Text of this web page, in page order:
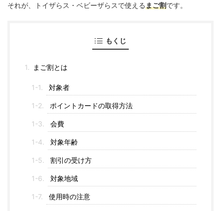
それが、トイザらス・ベビーザらスで使えるまご割です。
もくじ
まご割とは
対象者
ポイントカードの取得方法
会費
対象年齢
割引の受け方
対象地域
使用時の注意